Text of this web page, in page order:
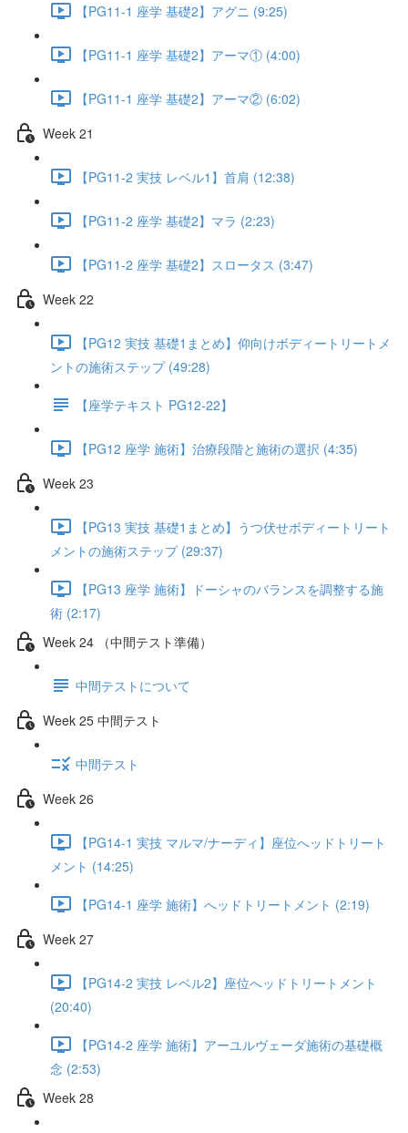
【PG11-1 座学 基礎2】アグニ (9:25)
【PG11-1 座学 基礎2】アーマ① (4:00)
【PG11-1 座学 基礎2】アーマ② (6:02)
Week 21
【PG11-2 実技 レベル1】首肩 (12:38)
【PG11-2 座学 基礎2】マラ (2:23)
【PG11-2 座学 基礎2】スロータス (3:47)
Week 22
【PG12 実技 基礎1まとめ】仰向けボディートリートメ
ントの施術ステップ (49:28)
【座学テキスト PG12-22】
【PG12 座学 施術】治療段階と施術の選択 (4:35)
Week 23
【PG13 実技 基礎1まとめ】うつ伏せボディートリート
メントの施術ステップ (29:37)
【PG13 座学 施術】ドーシャのバランスを調整する施
術 (2:17)
Week 24 （中間テスト準備）
中間テストについて
Week 25 中間テスト
中間テスト
Week 26
【PG14-1 実技 マルマ/ナーディ】座位へッドトリート
メント (14:25)
【PG14-1 座学 施術】へッドトリートメント (2:19)
Week 27
【PG14-2 実技 レベル2】座位へッドトリートメント
(20:40)
【PG14-2 座学 施術】アーユルヴェーダ施術の基礎概
念 (2:53)
Week 28